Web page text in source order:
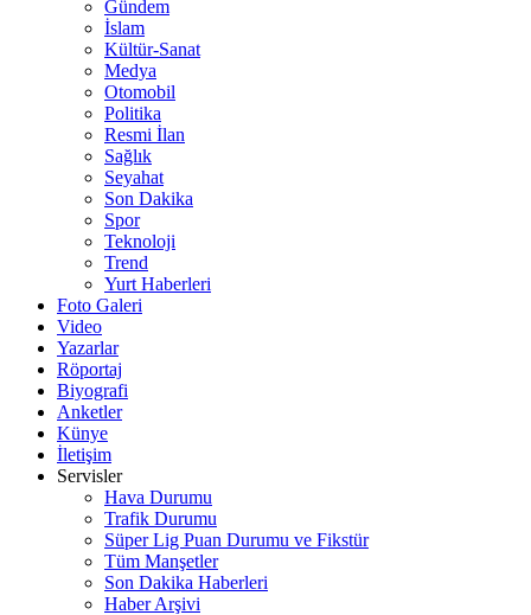
Gündem
İslam
Kültür-Sanat
Medya
Otomobil
Politika
Resmi İlan
Sağlık
Seyahat
Son Dakika
Spor
Teknoloji
Trend
Yurt Haberleri
Foto Galeri
Video
Yazarlar
Röportaj
Biyografi
Anketler
Künye
İletişim
Servisler
Hava Durumu
Trafik Durumu
Süper Lig Puan Durumu ve Fikstür
Tüm Manşetler
Son Dakika Haberleri
Haber Arşivi